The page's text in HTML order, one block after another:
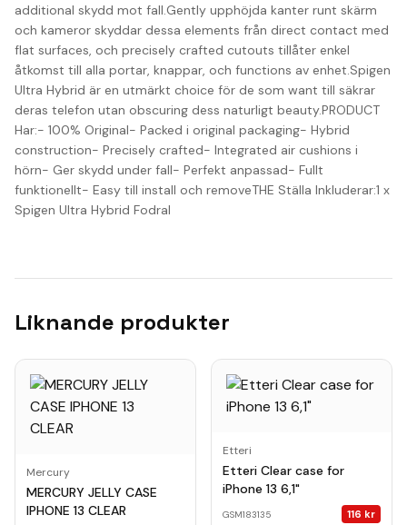
additional skydd mot fall.Gently upphöjda kanter runt skärm
och kameror skyddar dessa elements från direct contact med
flat surfaces, och precisely crafted cutouts tillåter enkel
åtkomst till alla portar, knappar, och functions av enhet.Spigen
Ultra Hybrid är en utmärkt choice för de som want till säkrar
deras telefon utan obscuring dess naturligt beauty.PRODUCT
Har:- 100% Original- Packed i original packaging- Hybrid
construction- Precisely crafted- Integrated air cushions i
hörn- Ger skydd under fall- Perfekt anpassad- Fullt
funktionellt- Easy till install och removeTHE Ställa Inkluderar:1 x
Spigen Ultra Hybrid Fodral
Liknande produkter
Mercury
MERCURY JELLY CASE
IPHONE 13 CLEAR
Etteri
Etteri Clear case for
iPhone 13 6,1"
GSM183135 116 kr